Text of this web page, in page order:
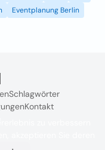
Eventplanung Berlin
Schlagwörter
Kontakt
zu verbessern